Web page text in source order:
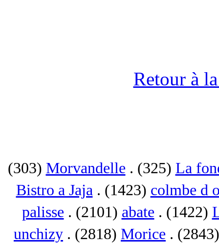
Retour à
(303) Morvandelle . (325) La
Bistro a Jaja. (1423) colmbe d
palisse . (2101) abate . (1422)
unchizy . (2818) Morice .